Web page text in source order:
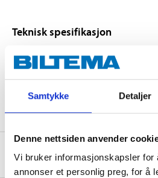
Samtykke Detaljer
Denne nettsiden anvender
Vi bruker informasjonskapsler for
annonser et personlig preg, for å
Teknisk spesifikasjon
Lengde
Sikkerhetsinformasjon og